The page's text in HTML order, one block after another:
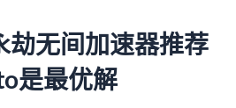
劫无间加速器推荐
是最优解